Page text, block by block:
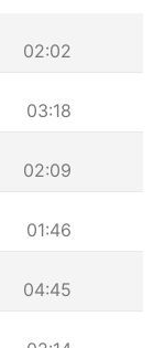
02:02
03:18
02:09
01:46
04:45